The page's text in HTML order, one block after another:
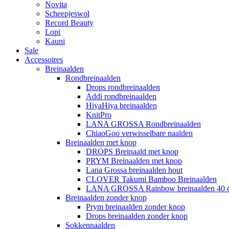
Novita
Scheepjeswol
Record Beauty
Lopi
Kauni
Sale
Accessoires
Breinaalden
Rondbreinaalden
Drops rondbreinaalden
Addi rondbreinaalden
HiyaHiya breinaalden
KnitPro
LANA GROSSA Rondbreinaalden
ChiaoGoo verwisselbare naalden
Breinaalden met knop
DROPS Breinaald met knop
PRYM Breinaalden met knop
Lana Grossa breinaalden hout
CLOVER Takumi Bamboo Breinaalden
LANA GROSSA Rainbow breinaalden 40
Breinaalden zonder knop
Prym breinaalden zonder knop
Drops breinaalden zonder knop
Sokkennaalden